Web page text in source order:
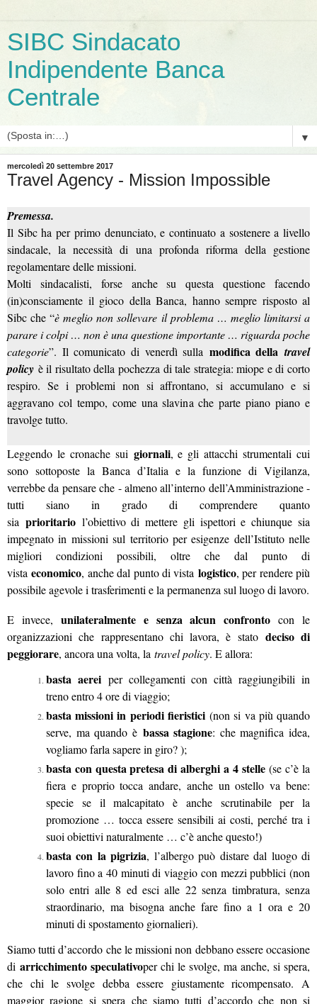
SIBC Sindacato
Indipendente Banca
Centrale
▼
mercoledì 20 settembre 2017
Travel Agency - Mission Impossible
Premessa.
Il Sibc ha per primo denunciato, e continuato a sostenere a livello
sindacale, la necessità di una profonda riforma della gestione
regolamentare delle missioni.
Molti sindacalisti, forse anche su questa questione facendo
(in)consciamente il gioco della Banca, hanno sempre risposto al
Sibc che “è meglio non sollevare il problema … meglio limitarsi a
parare i colpi … non è una questione importante … riguarda poche
categorie”. Il comunicato di venerdì sulla modifica dellatravel
policy è il risultato della pochezza di tale strategia: miope e di corto
respiro. Se i problemi non si affrontano, si accumulano e si
aggravano col tempo, come una slavina che parte piano piano e
travolge tutto.
Leggendo le cronache sui giornali, e gli attacchi strumentali cui
sono sottoposte la Banca d’Italia e la funzione di Vigilanza,
verrebbe da pensare che - almeno all’interno dell’Amministrazione -
tutti siano in grado di comprendere quanto
sia prioritariol’obiettivo di mettere gli ispettori e chiunque sia
impegnato in missioni sul territorio per esigenze dell’Istituto nelle
migliori condizioni possibili, oltre che dal punto di
vistaeconomico, anche dal punto di vista logistico, per rendere più
possibile agevole i trasferimenti e la permanenza sul luogo di lavoro.
E invece,unilateralmente e senza alcun confrontocon le
organizzazioni che rappresentano chi lavora, è stato deciso di
peggiorare, ancora una volta, la travel policy. E allora:
basta aereiper collegamenti con città raggiungibili in
treno entro 4 ore di viaggio;
basta missioni in periodi fieristici(non si va più quando
serve, ma quando è bassa stagione: che magnifica idea,
vogliamo farla sapere in giro? );
basta con questa pretesa di alberghi a 4 stelle(se c’è la
fiera e proprio tocca andare, anche un ostello va bene:
specie se il malcapitato è anche scrutinabile per la
promozione … tocca essere sensibili ai costi, perché tra i
suoi obiettivi naturalmente … c’è anche questo!)
basta con la pigrizia, l’albergo può distare dal luogo di
lavoro fino a 40 minuti di viaggio con mezzi pubblici (non
solo entri alle 8 ed esci alle 22 senza timbratura, senza
straordinario, ma bisogna anche fare fino a 1 ora e 20
minuti di spostamento giornalieri).
Siamo tutti d’accordo che le missioni non debbano essere occasione
di arricchimento speculativoper chi le svolge, ma anche, si spera,
che chi le svolge debba essere giustamente ricompensato. A
maggior ragione si spera che siamo tutti d’accordo che non si